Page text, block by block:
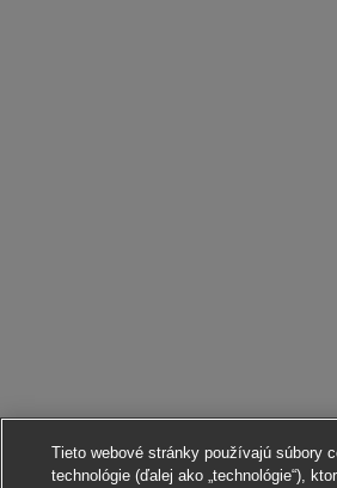
Tieto webové stránky používajú súbory
technológie (ďalej ako „technológie“),